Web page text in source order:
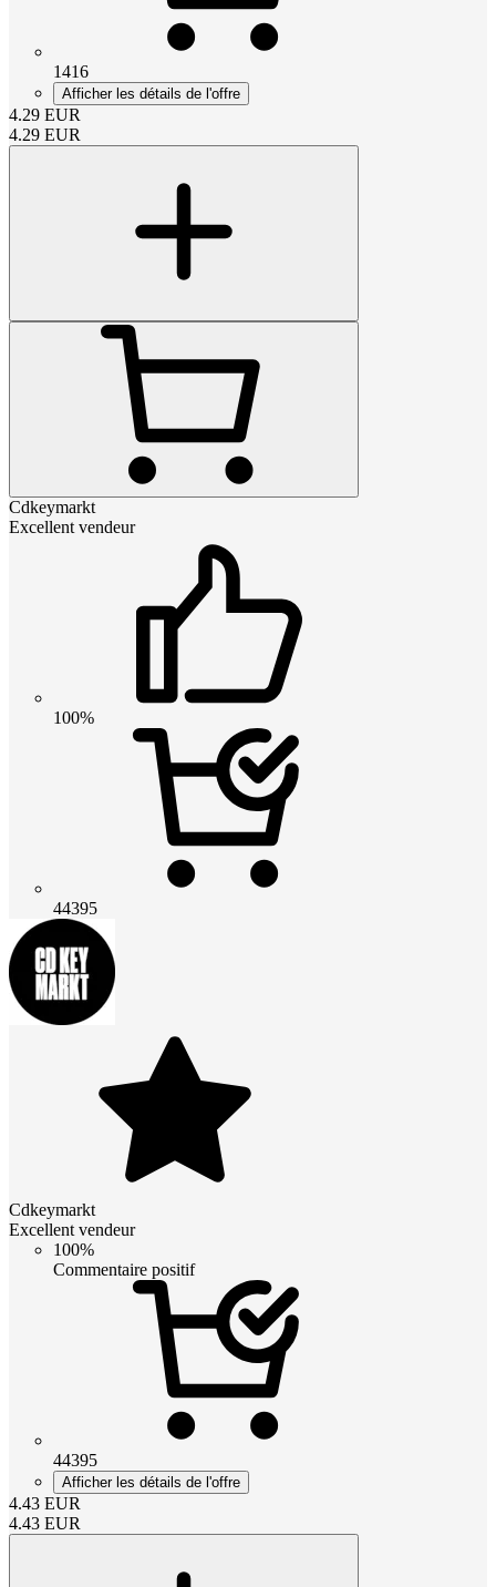
1416
Afficher les détails de l'offre
4.29 EUR
4.29 EUR
Cdkeymarkt
Excellent vendeur
100%
44395
Cdkeymarkt
Excellent vendeur
100%
Commentaire positif
44395
Afficher les détails de l'offre
4.43 EUR
4.43 EUR